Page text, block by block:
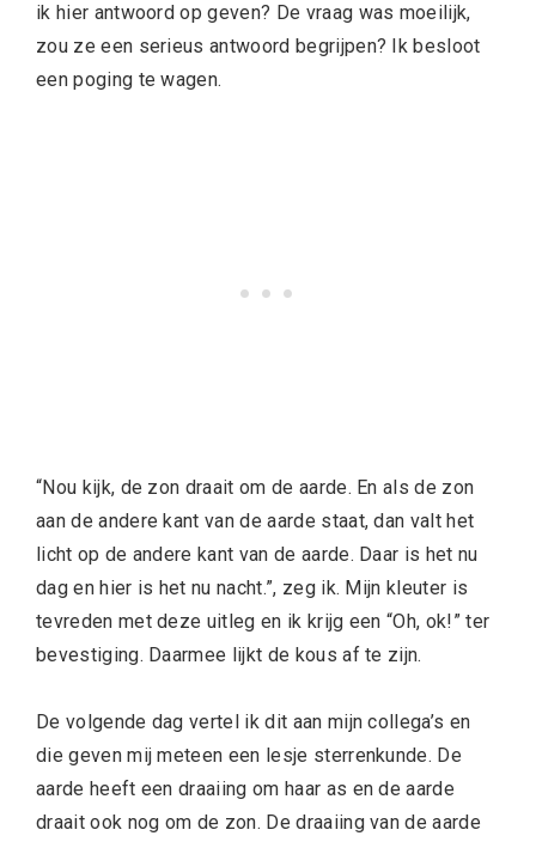
ik hier antwoord op geven? De vraag was moeilijk,
zou ze een serieus antwoord begrijpen? Ik besloot
een poging te wagen.
“Nou kijk, de zon draait om de aarde. En als de zon
aan de andere kant van de aarde staat, dan valt het
licht op de andere kant van de aarde. Daar is het nu
dag en hier is het nu nacht.”, zeg ik. Mijn kleuter is
tevreden met deze uitleg en ik krijg een “Oh, ok!” ter
bevestiging. Daarmee lijkt de kous af te zijn.
De volgende dag vertel ik dit aan mijn collega’s en
die geven mij meteen een lesje sterrenkunde. De
aarde heeft een draaiing om haar as en de aarde
draait ook nog om de zon. De draaiing van de aarde